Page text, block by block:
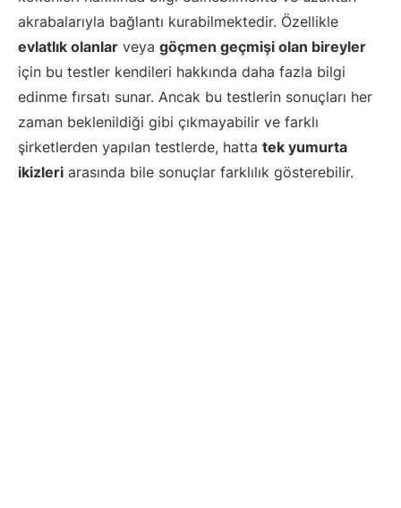
akrabalarıyla bağlantı kurabilmektedir. Özellikle
evlatlık olanlar veya göçmen geçmişi olan bireyler
için bu testler kendileri hakkında daha fazla bilgi
edinme fırsatı sunar. Ancak bu testlerin sonuçları her
zaman beklenildiği gibi çıkmayabilir ve farklı
şirketlerden yapılan testlerde, hatta tek yumurta
ikizleri arasında bile sonuçlar farklılık gösterebilir.